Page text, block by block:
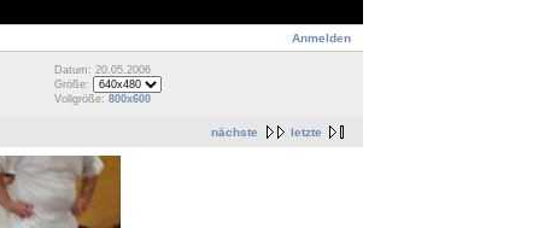
Anmelden
Datum: 20.05.2006
Größe:
Vollgröße: 800x600
nächste letzte